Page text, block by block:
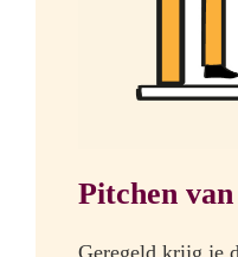
Pitchen
Geregeld krijg je